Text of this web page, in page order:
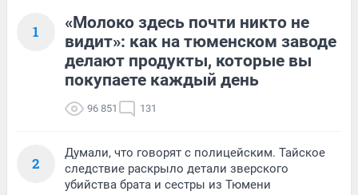
1
«Молоко здесь почти никто не
видит»: как на тюменском заводе
делают продукты, которые вы
покупаете каждый день
96 851 131
2
Думали, что говорят с полицейским. Тайское
следствие раскрыло детали зверского
убийства брата и сестры из Тюмени